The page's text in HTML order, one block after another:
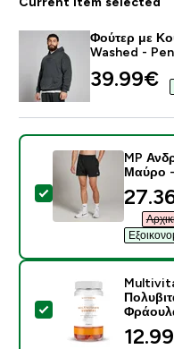
Φούτερ με
Washed -
39.99€‎
Select this
MP
Μαύρο
Select this